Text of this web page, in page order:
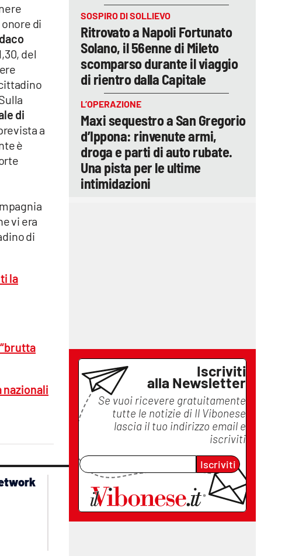
di
del
di
a
è
vi era
di
la
nazionali
SOSPIRO DI SOLLIEVO
Ritrovato a Napoli Fortunato
Solano, il 56enne di Mileto
scomparso durante il viaggio
di rientro dalla Capitale
L’OPERAZIONE
Maxi sequestro a San Gregorio
d’Ippona: rinvenute armi,
droga e parti di auto rubate.
Una pista per le ultime
intimidazioni
Iscriviti
alla Newsletter
Se vuoi ricevere gratuitamente
tutte le notizie di Il Vibonese
lascia il tuo indirizzo email e
iscriviti
Iscriviti
lacplay.it
lactv.it
laconair.it
lacapitalenews.it
ilreggino.it
cosenzachannel.it